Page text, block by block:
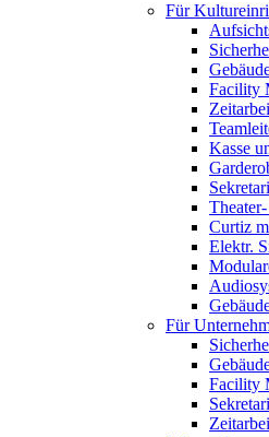
Für
Facility
Kasse
Curtiz
Elektr.
Für
Facility